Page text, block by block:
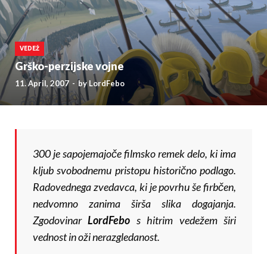
VEDEŽ
Grško-perzijske vojne
11. April, 2007 - byLordFebo
300 je sapojemajoče filmsko remek delo, ki ima
kljub svobodnemu pristopu historično podlago.
Radovednega zvedavca, ki je povrhu še firbčen,
nedvomno zanima širša slika dogajanja.
ZgodovinarLordFebo s hitrim vedežem širi
vednost in oži nerazgledanost.